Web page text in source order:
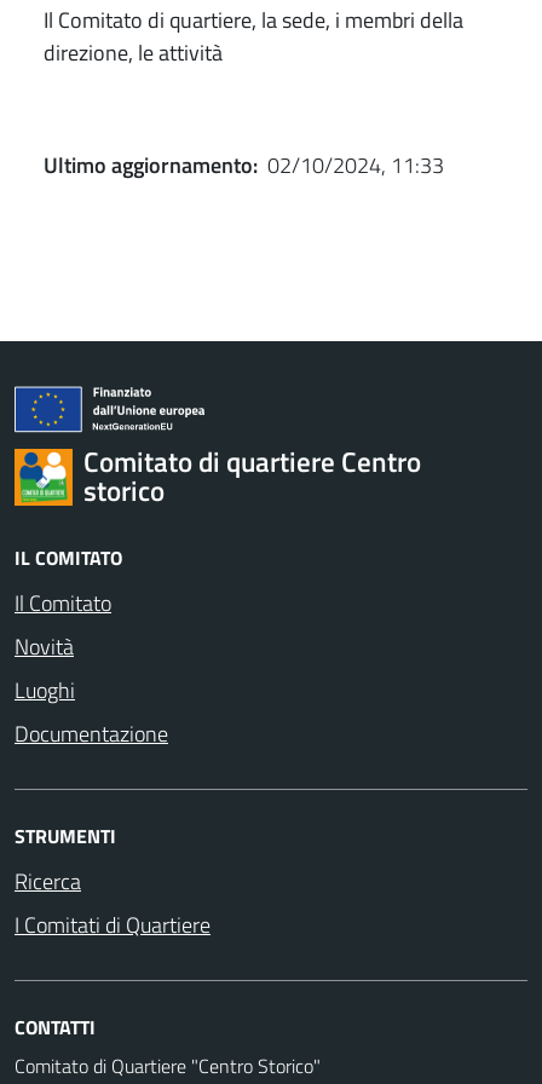
Il Comitato di quartiere, la sede, i membri della
direzione, le attività
Ultimo aggiornamento: 02/10/2024, 11:33
Comitato di quartiere Centro
storico
IL COMITATO
Il Comitato
Novità
Luoghi
Documentazione
STRUMENTI
Ricerca
I Comitati di Quartiere
CONTATTI
Comitato di Quartiere "Centro Storico"